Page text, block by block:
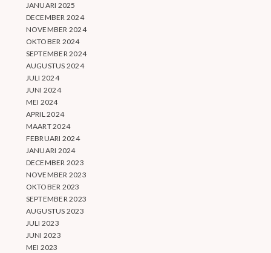
JANUARI 2025
DECEMBER 2024
NOVEMBER 2024
OKTOBER 2024
SEPTEMBER 2024
AUGUSTUS 2024
JULI 2024
JUNI 2024
MEI 2024
APRIL 2024
MAART 2024
FEBRUARI 2024
JANUARI 2024
DECEMBER 2023
NOVEMBER 2023
OKTOBER 2023
SEPTEMBER 2023
AUGUSTUS 2023
JULI 2023
JUNI 2023
MEI 2023